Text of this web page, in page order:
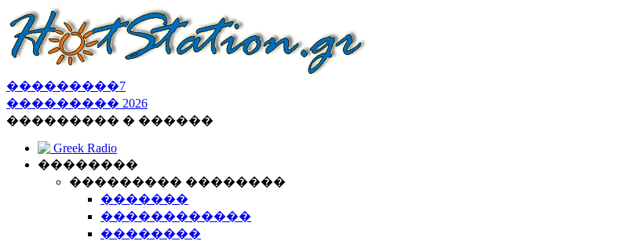
���������7
��������� 2026
��������� � ������
Greek Radio
��������
��������� ��������
�������
������������
��������